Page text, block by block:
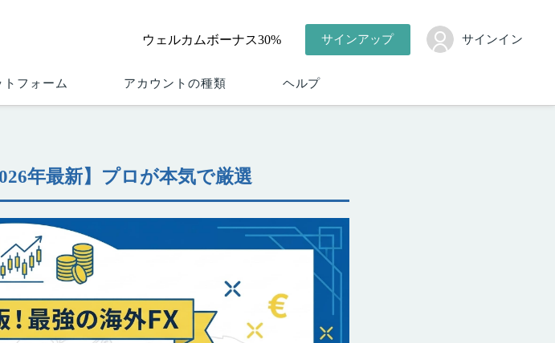
アカウントの種類 ヘルプ サインアップ サインイン
ウェルカムボーナス30% サインアップ サインイン
トフォーム アカウントの種類 ヘルプ
年最新】プロが本気で厳選